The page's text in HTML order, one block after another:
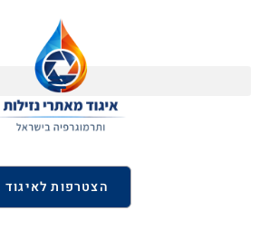
הצטרפות לאיגוד